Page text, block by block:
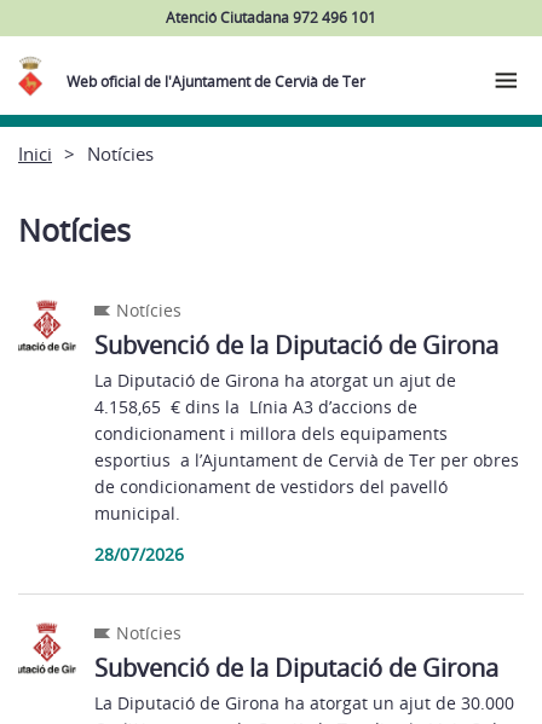
Atenció Ciutadana 972 496 101
Web oficial de l'Ajuntament de Cervià de Ter
Inici Notícies
Notícies
Notícies
Subvenció de la Diputació de Girona
La Diputació de Girona ha atorgat un ajut de
4.158,65 € dins la Línia A3 d’accions de
condicionament i millora dels equipaments
esportius a l’Ajuntament de Cervià de Ter per obres
de condicionament de vestidors del pavelló
municipal.
28/07/2026
Notícies
Subvenció de la Diputació de Girona
La Diputació de Girona ha atorgat un ajut de 30.000